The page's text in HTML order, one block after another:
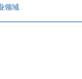
领域